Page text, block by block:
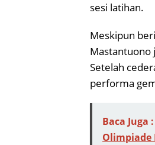
sesi latihan.
Meskipun
Mastantuono
Setelah
performa
Baca Juga :
Olimpiade